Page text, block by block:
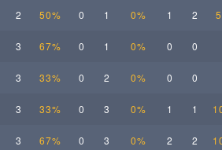
2 50% 0 1 0% 1 2
3 67% 0 1 0% 0 0
3 33% 0 2 0% 0 0
3 33% 0 3 0% 1 1
3 67% 0 3 0% 2 2